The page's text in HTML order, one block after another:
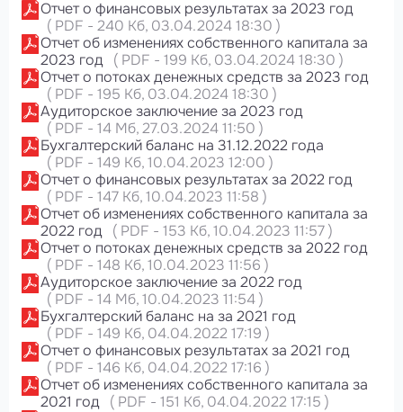
Отчет о финансовых результатах за 2023 год
( PDF - 240 Кб, 03.04.2024 18:30 )
Отчет об изменениях собственного капитала за
2023 год ( PDF - 199 Кб, 03.04.2024 18:30 )
Отчет о потоках денежных средств за 2023 год
( PDF - 195 Кб, 03.04.2024 18:30 )
Аудиторское заключение за 2023 год
( PDF - 14 Мб, 27.03.2024 11:50 )
Бухгалтерский баланс на 31.12.2022 года
( PDF - 149 Кб, 10.04.2023 12:00 )
Отчет о финансовых результатах за 2022 год
( PDF - 147 Кб, 10.04.2023 11:58 )
Отчет об изменениях собственного капитала за
2022 год ( PDF - 153 Кб, 10.04.2023 11:57)
Отчет о потоках денежных средств за 2022 год
( PDF - 148 Кб, 10.04.2023 11:56 )
Аудиторское заключение за 2022 год
( PDF - 14 Мб, 10.04.2023 11:54)
Бухгалтерский баланс на за 2021 год
( PDF - 149 Кб, 04.04.2022 17:19 )
Отчет о финансовых результатах за 2021 год
( PDF - 146 Кб, 04.04.2022 17:16 )
Отчет об изменениях собственного капитала за
2021 год ( PDF - 151 Кб, 04.04.2022 17:15 )